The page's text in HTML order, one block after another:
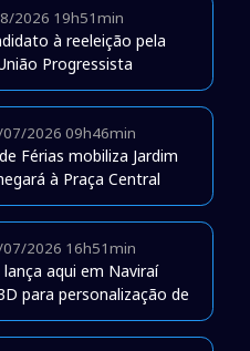
2026 19h51min
à reeleição pela
Progressista
2026 09h46min
Férias mobiliza Jardim
à Praça Central
2026 16h51min
aqui em Naviraí
para personalização de